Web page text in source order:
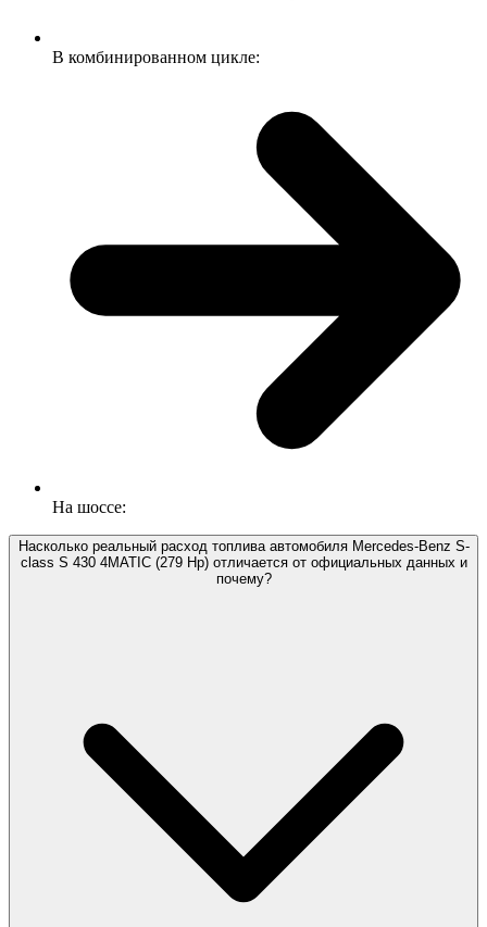
В комбинированном цикле:
На шоссе:
Насколько реальный расход топлива автомобиля Mercedes-Benz S-
class S 430 4MATIC (279 Hp) отличается от официальных данных и
почему?